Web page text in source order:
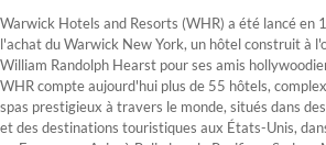
Warwick Hotels and Resorts (WHR) a été lancé en
l'achat du Warwick New York, un hôtel construit à
William Randolph Hearst pour ses amis
WHR compte aujourd'hui plus de 55 hôtels,
spas prestigieux à travers le monde, situés dans
et des destinations touristiques aux États-Unis,